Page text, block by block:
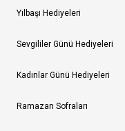
Yılbaşı Hediyeleri
Sevgililer Günü Hediyeleri
Kadınlar Günü Hediyeleri
Ramazan Sofraları